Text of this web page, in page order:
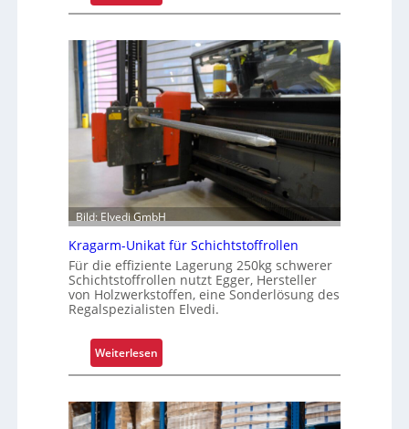
W
r
u
m
G
r
i
e
n
k
o
m
p
l
e
e
i
Bild: Elvedi GmbH
Kragarm-Unikat für Schichtstoffrollen
Für die effiziente Lagerung 250kg schwerer
Schichtstoffrollen nutzt Egger, Hersteller
von Holzwerkstoffen, eine Sonderlösung des
Regalspezialisten Elvedi.
Weiterlesen
K
a